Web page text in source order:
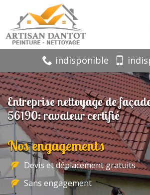
indisponible
Entreprise nettoyage de
56190: ravaleur certifié
Nos engagements
Devis et déplacement gratuits
Sans engagement